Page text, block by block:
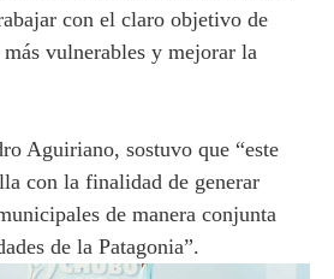
con el claro objetivo de
vulnerables y mejorar la
Aguiriano, sostuvo que “este
con la finalidad de generar
de manera conjunta
de la Patagonia”.